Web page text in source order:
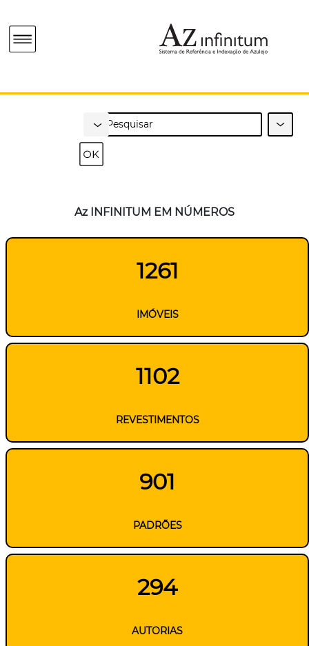
Az INFINITUM EM NÚMEROS
1261
IMÓVEIS
1102
REVESTIMENTOS
901
PADRÕES
294
AUTORIAS